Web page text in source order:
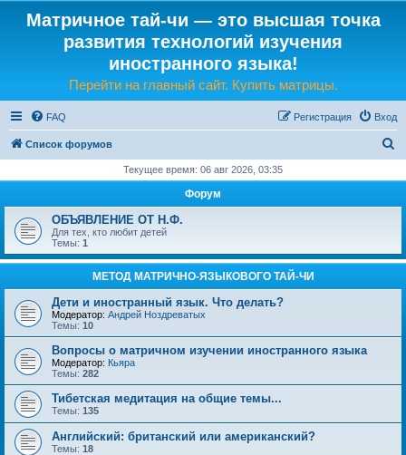
Матричное тай-чи — это высшая точка
развития технологий изучения
иностранного языка!
Перейти на главный сайт. Купить матрицы.
FAQ Вход
Регистрация
Список форумов
с
Текущее время: 06 авг 2026, 03:35
Форум
ОБЪЯВЛЕНИЕ ОТ Н.Ф.
Для тех, кто любит детей
Темы: 1
МЕТОД МАТРИЧНО-ЯЗЫКОВОГО ТАЙ-ЧИ
Дети и иностранный язык. Что делать?
Модератор: Андрей Ноздреватых
Темы: 10
Вопросы о матричном изучении иностранного языка
Модератор: Кьяра
Темы: 282
Тибетская медитация на общие темы...
Темы: 135
Английский: британский или американский?
Темы: 18